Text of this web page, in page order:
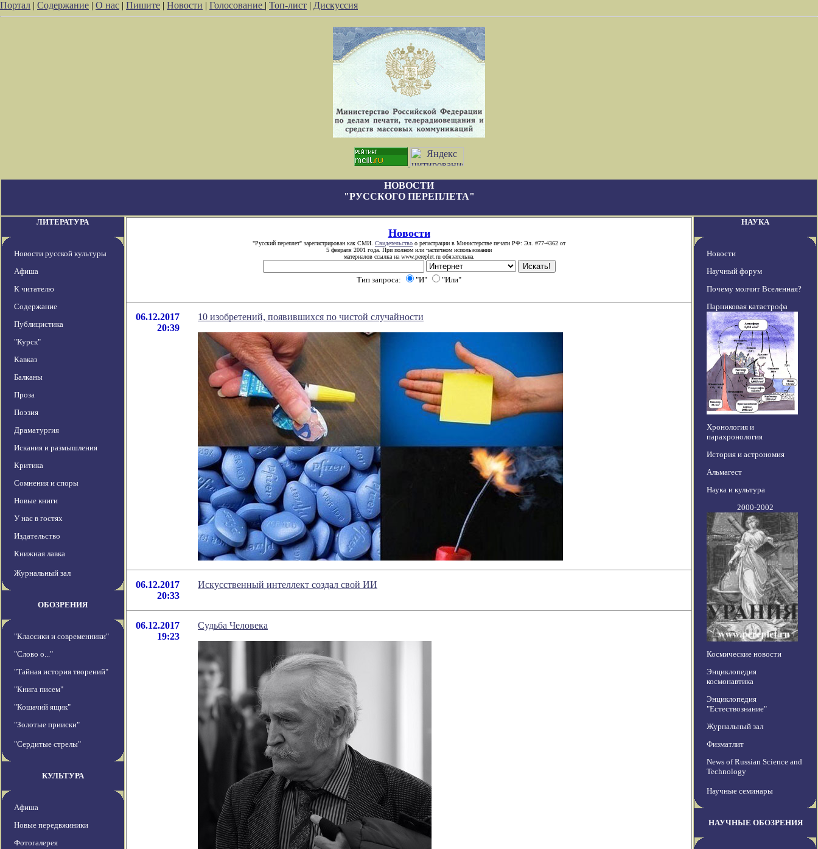
Портал | Содержание | О нас | Пишите | Новости | Голосование | Топ-лист | Дискуссия
НОВОСТИ
"РУССКОГО ПЕРЕПЛЕТА"
ЛИТЕРАТУРА
Новости русской культуры
Афиша
К читателю
Содержание
Публицистика
"Курск"
Кавказ
Балканы
Проза
Поэзия
Драматургия
Искания и размышления
Критика
Сомнения и споры
Новые книги
У нас в гостях
Издательство
Книжная лавка
Журнальный зал
ОБОЗРЕНИЯ
"Классики и современники"
"Слово о..."
"Тайная история творений"
"Книга писем"
"Кошачий ящик"
"Золотые прииски"
"Сердитые стрелы"
КУЛЬТУРА
Афиша
Новые передвжиники
Фотогалерея
Новости
"Русский переплет" зарегистрирован как СМИ. Свидетельство о регистрации в Министерстве печати РФ: Эл. #77-4362 от
5 февраля 2001 года. При полном или частичном использовании
материалов ссылка на www.pereplet.ru обязательна.
Тип запроса: "И" "Или"
06.12.2017
20:39
10 изобретений, появившихся по чистой случайности
06.12.2017
20:33
Искусственный интеллект создал свой ИИ
06.12.2017
19:23
Судьба Человека
НАУКА
Новости
Научный форум
Почему молчит Вселенная?
Парниковая катастрофа
Хронология и
парахронология
История и астрономия
Альмагест
Наука и культура
2000-2002
Космические новости
Энциклопедия
космонавтика
Энциклопедия
"Естествознание"
Журнальный зал
Физматлит
News of Russian Science and
Technology
Научные семинары
НАУЧНЫЕ ОБОЗРЕНИЯ